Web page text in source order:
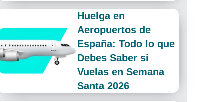
Huelga en
Aeropuertos de
España: Todo lo que
Debes Saber si
Vuelas en Semana
Santa 2026